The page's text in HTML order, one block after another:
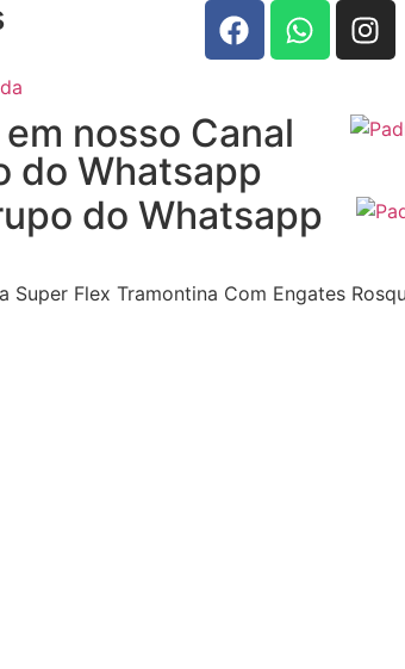
nosso Canal
do Whatsapp
do Whatsapp
Super Flex Tramontina Com Engates